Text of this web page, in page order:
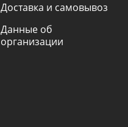
Доставка и самовывоз
Данные об
организации